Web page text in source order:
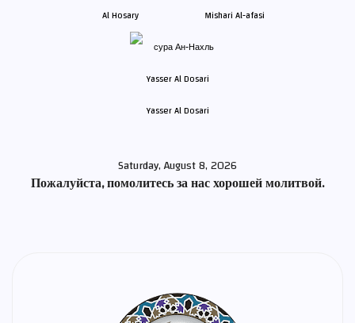
Al Hosary Mishari Al-afasi
Yasser Al Dosari
Saturday, August 8, 2026
Пожалуйста, помолитесь за нас хорошей молитвой.